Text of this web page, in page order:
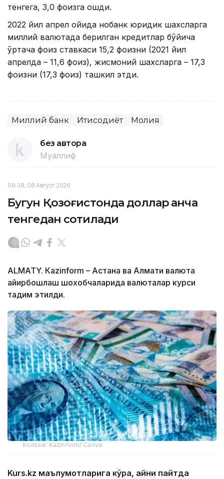
тенгега, 3,0 фоизга ошди.
2022 йил апрел ойида нобанк юридик шахсларга
миллий валютада берилган кредитлар бўйича
ўртача фоиз ставкаси 15,2 фоизни (2021 йил
апрелда – 11,6 фоиз), жисмоний шахсларга – 17,3
фоизни (17,3 фоиз) ташкил этди.
Миллий банк Иқтисодиёт Молия
без автора
Муаллиф
09:38, 08 Август 2026
Бугун Қозоғистонда доллар қанча
тенгедан сотилади
ALMATY. Кazinform – Астана ва Алмати валюта
айирбошлаш шохобчаларида валюталар курси
тақдим этилди.
Коллаж: Kazinform/ Canva
Kurs.kz маълумотларига кўра, айни пайтда